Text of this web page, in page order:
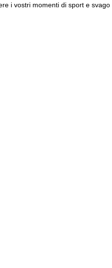
i vostri momenti di sport e